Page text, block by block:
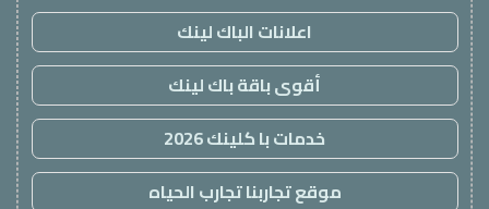
اعلانات الباك لينك
أقوى باقة باك لينك
خدمات با كلينك 2026
موقع تجاربنا تجارب الحياه